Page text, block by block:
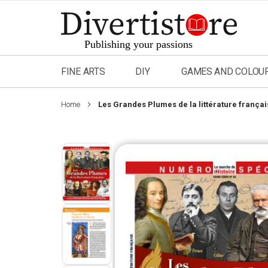
to
Content
FINE ARTS DIY GAMES AND
Home Les Grandes Plumes de la littérature
Skip
to
the
end
of
the
images
gallery